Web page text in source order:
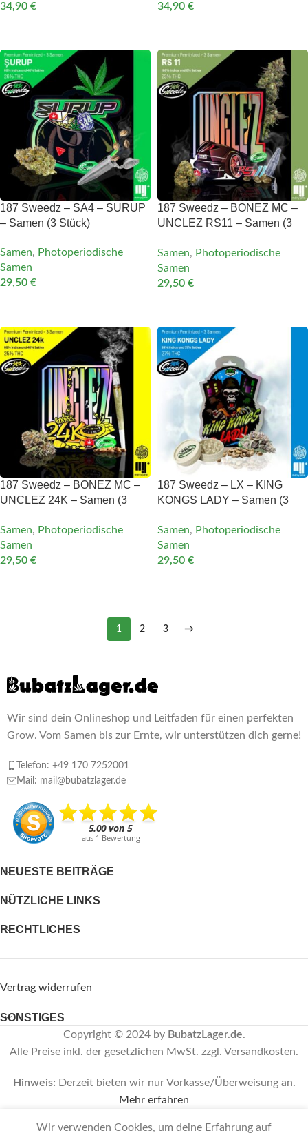
34,90 €
34,90 €
187 Sweedz – SA4 – SURUP
– Samen (3 Stück)
Samen, Photoperiodische
Samen
29,50 €
187 Sweedz – BONEZ MC –
UNCLEZ RS11 – Samen (3
Samen, Photoperiodische
Samen
29,50 €
187 Sweedz – BONEZ MC –
UNCLEZ 24K – Samen (3
Samen, Photoperiodische
Samen
29,50 €
187 Sweedz – LX – KING
KONGS LADY – Samen (3
Samen, Photoperiodische
Samen
29,50 €
1 2 3 →
Wir sind dein Onlineshop und Leitfaden für einen perfekten
Grow. Vom Samen bis zur Ernte, wir unterstützen dich gerne!
Telefon: +49 170 7252001
Mail: mail@bubatzlager.de
NEUESTE BEITRÄGE
NÜTZLICHE LINKS
RECHTLICHES
Vertrag widerrufen
SONSTIGES
Copyright © 2024 by BubatzLager.de.
Alle Preise inkl. der gesetzlichen MwSt. zzgl. Versandkosten.
Hinweis: Derzeit bieten wir nur Vorkasse/Überweisung an.
Mehr erfahren
Wir verwenden Cookies, um deine Erfahrung auf